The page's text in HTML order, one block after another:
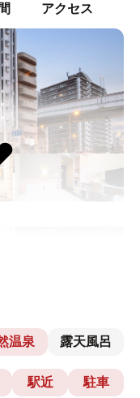
アクセス
温泉 露天風呂
駅近 駐車